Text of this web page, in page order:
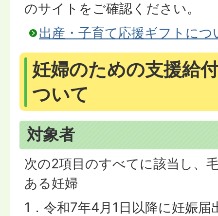
のサイトをご確認ください。
出産・子育て応援ギフトにつ
妊婦のための支援給
ついて
対象者
次の2項目のすべてに該当し、
ある妊婦
1．令和7年4月1日以降に妊娠届